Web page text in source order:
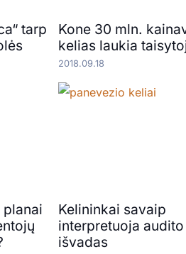
tarp
Kone 30 mln.
kelias laukia
2018.09.18
Kelininkai savaip
interpretuoja audito
išvadas